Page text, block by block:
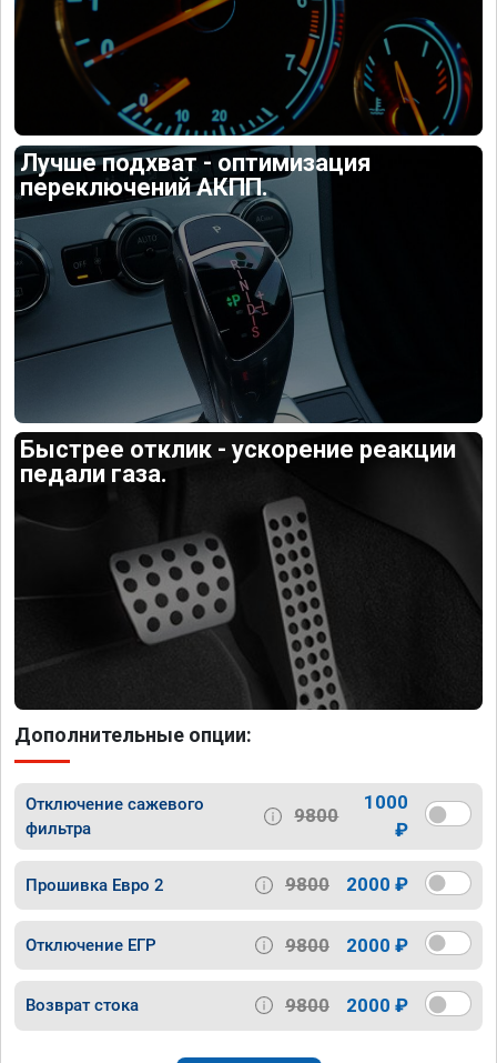
Лучше подхват - оптимизация
переключений АКПП.
Быстрее отклик - ускорение реакции
педали газа.
Дополнительные опции:
Отключение сажевого
фильтра
9800
1000
₽
Прошивка Евро 2 9800 2000 ₽
Отключение ЕГР 9800 2000 ₽
Возврат стока 9800 2000 ₽